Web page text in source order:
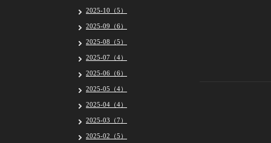
2025-10（5）
2025-09（6）
2025-08（5）
2025-07（4）
2025-06（6）
2025-05（4）
2025-04（4）
2025-03（7）
2025-02（5）